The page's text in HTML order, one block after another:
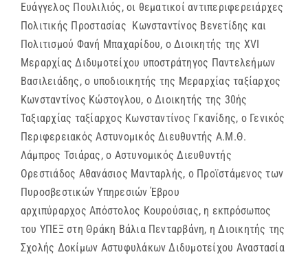
Ευάγγελος Πουλιλιός, οι θεματικοί αντιπεριφερειάρχες
Πολιτικής Προστασίας Κωνσταντίνος Βενετίδης και
Πολιτισμού Φανή Μπαχαρίδου, ο Διοικητής της XVI
Μεραρχίας Διδυμοτείχου υποστράτηγος Παντελεήμων
Βασιλειάδης, ο υποδιοικητής της Μεραρχίας ταξίαρχος
Κωνσταντίνος Κώστογλου, ο Διοικητής της 30ής
Ταξιαρχίας ταξίαρχος Κωνσταντίνος Γκανίδης, ο Γενικός
Περιφερειακός Αστυνομικός Διευθυντής Α.Μ.Θ.
Λάμπρος Τσιάρας, ο Αστυνομικός Διευθυντής
Ορεστιάδος Αθανάσιος Μανταρλής, ο Προϊστάμενος των
Πυροσβεστικών Υπηρεσιών Έβρου
αρχιπύραρχος Απόστολος Κουρούσιας, η εκπρόσωπος
του ΥΠΕΞ στη Θράκη Βάλια Πενταρβάνη, η Διοικητής της
Σχολής Δοκίμων Αστυφυλάκων Διδυμοτείχου Αναστασία